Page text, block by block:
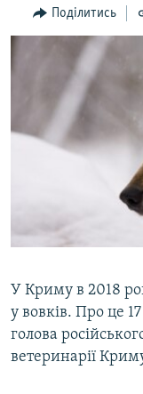
Перейти
до
ПОГЛЯД
ВСЕ ЗА ДЕНЬ
СПЕЦПРОЕКТИ
ДЕПОРТАЦІЯ
ВІДЕОУРОКИ «ELIFBE»
СВІДЧЕННЯ ОКУПАЦІЇ
УКРАЇНСЬКА
ЯК ОБІЙТИ
Qırımtatar
Усі сайти RFE/
Поділитись
У Криму в 2018
у вовків. Про це
голова
ветеринарії